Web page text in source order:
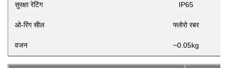
सुरक्षा रेटिंग IP65
ओ-रिंग सील फ्लोरो रबर
वजन ~0.05kg